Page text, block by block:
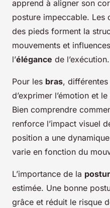
apprend à aligner son
posture impeccable. Les
des pieds forment la
mouvements et
l’élégance de l’exécution.
Pour les bras,
d’exprimer l’émotion et
Bien comprendre
renforce l’impact visuel
position a une
varie en fonction du
L’importance de la
estimée. Une bonne
grâce et réduit le risque